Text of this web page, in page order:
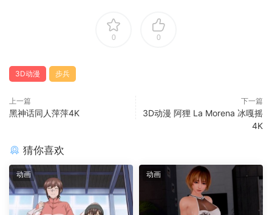
0 0
3D动漫 步兵
上一篇
黑神话同人萍萍4K
下一篇
3D动漫 阿狸 La Morena 冰嘎摇
4K
猜你喜欢
动画 动画